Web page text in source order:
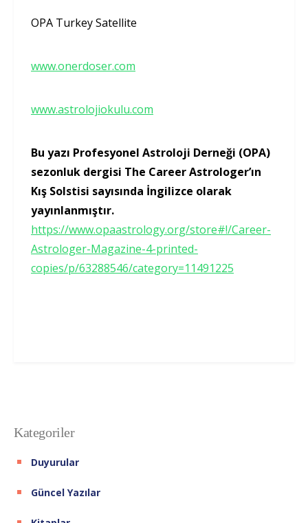
OPA Turkey Satellite
www.onerdoser.com
www.astrolojiokulu.com
Bu yazı Profesyonel Astroloji Derneği (OPA)
sezonluk dergisi The Career Astrologer’ın
Kış Solstisi sayısında İngilizce olarak
yayınlanmıştır.
https://www.opaastrology.org/store#!/Career-
Astrologer-Magazine-4-printed-
copies/p/63288546/category=11491225
Kategoriler
Duyurular
Güncel Yazılar